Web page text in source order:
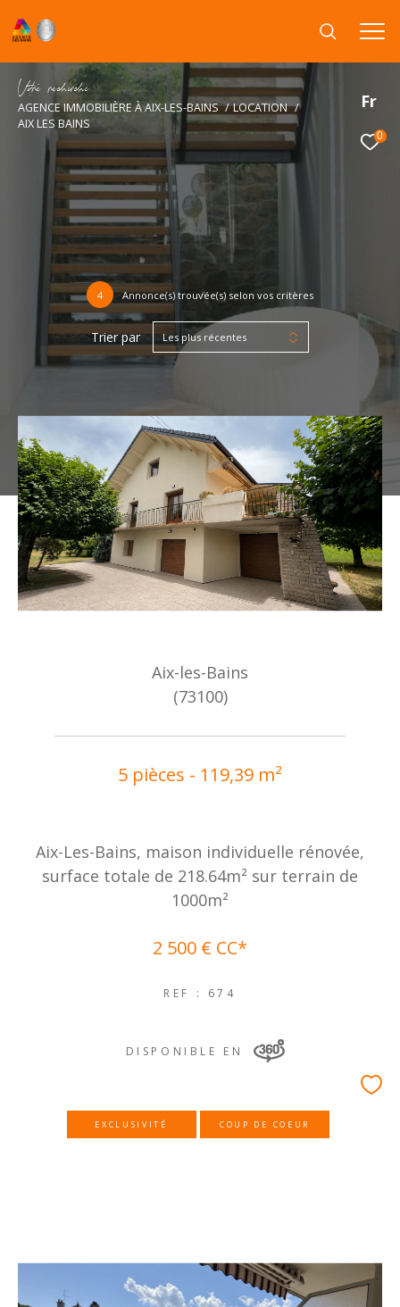
Fr
0
Vore recece
AGENCE IMMOBILIÈRE À AIX-LES-BAINS
LOCATION
AIX LES BAINS
4 Annonce(s) trouvée(s) selon vos critères
Trier par Les plus récentes
Aix-les-Bains
(73100)
5 pièces - 119,39 m²
Aix-Les-Bains, maison individuelle rénovée,
surface totale de 218.64m² sur terrain de
1000m²
2 500 € CC*
REF : 674
DISPONIBLE EN
EXCLUSIVITÉ COUP DE COEUR